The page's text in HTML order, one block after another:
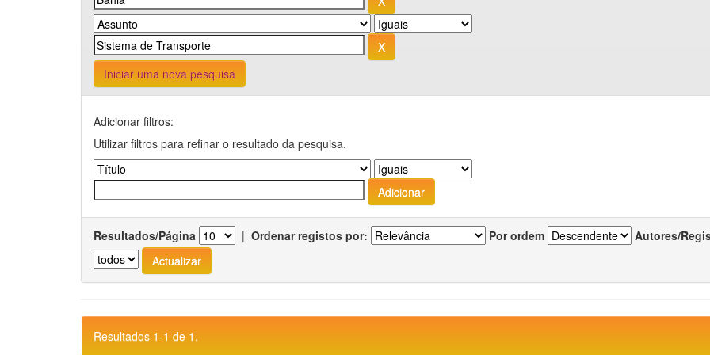
Iniciar uma nova pesquisa
Adicionar filtros:
Utilizar filtros para refinar o resultado da pesquisa.
Resultados/Página | Ordenar registos por: Por ordem Autores/
Resultados 1-1 de 1.